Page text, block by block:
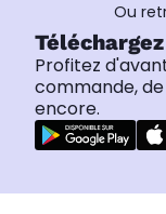
Ou
Profitez
commande,
encore.